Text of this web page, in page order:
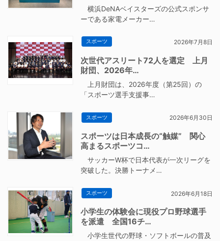
横浜DeNAベイスターズの公式スポンサ
ーである家電メーカー…
スポーツ 2026年7月8日
次世代アスリート72人を選定 上月
財団、2026年…
上月財団は、2026年度（第25回）の
「スポーツ選手支援事…
スポーツ 2026年6月30日
スポーツは日本成長の“触媒” 関心
高まるスポーツコ…
サッカーW杯で日本代表が一次リーグを
突破した。決勝トーナメ…
スポーツ 2026年6月18日
小学生の体験会に現役プロ野球選手
を派遣 全国16チ…
小学生世代の野球・ソフトボールの普及